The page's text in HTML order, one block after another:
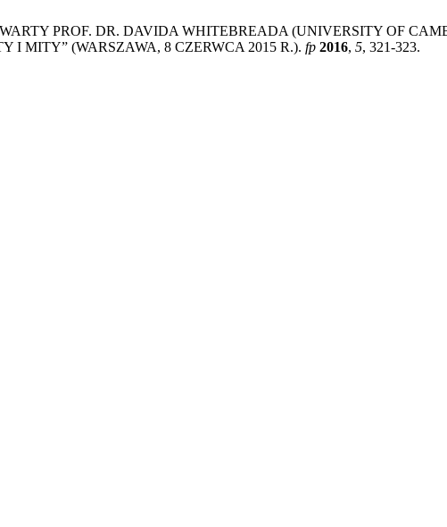
PROF. DR. DAVIDA WHITEBREADA (UNIVERSITY OF
I MITY” (WARSZAWA, 8 CZERWCA 2015 R.). fp 2016, 5, 321-323.